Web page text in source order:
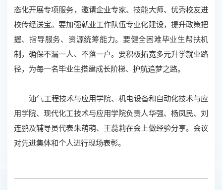
态化开展专项服务，邀请企业专家、技能大师、优秀校友进
校传经送宝。要加强就业工作队伍专业化建设，提升政策把
握、指导服务、资源统筹能力。要健全困难毕业生帮扶机
制，确保不漏一人、不落一户。要积极拓宽多元升学就业路
径，为每一名毕业生搭建成长阶梯、护航追梦之路。
油气工程技术与应用学院、机电设备和自动化技术与应
用学院、现代化工技术与应用学院负责人华强、杨凤民、刘
连鹏及辅导员代表朱萌萌、王蕊莉在会上做经验分享。会议
对先进集体和个人进行现场表彰。